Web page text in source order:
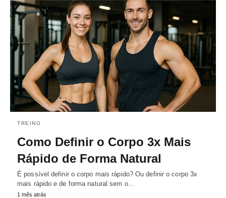
TREINO
Como Definir o Corpo 3x Mais
Rápido de Forma Natural
É possível definir o corpo mais rápido? Ou definir o corpo 3x
mais rápido e de forma natural sem o…
1 mês atrás